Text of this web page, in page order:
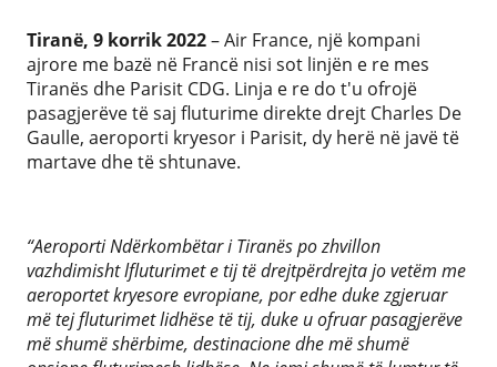
Tiranë, 9 korrik 2022– Air France, një kompani
ajrore me bazë në Francë nisi sot linjën e re mes
Tiranës dhe Parisit CDG. Linja e re do t'u ofrojë
pasagjerëve të saj fluturime direkte drejt Charles De
Gaulle, aeroporti kryesor i Parisit, dy herë në javë të
martave dhe të shtunave.
“Aeroporti Ndërkombëtar i Tiranës po zhvillon
vazhdimisht lfluturimet e tij të drejtpërdrejta jo vetëm me
aeroportet kryesore evropiane, por edhe duke zgjeruar
më tej fluturimet lidhëse të tij, duke u ofruar pasagjerëve
më shumë shërbime, destinacione dhe më shumë